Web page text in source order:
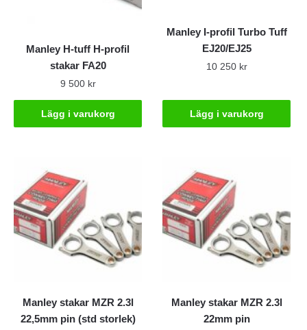
Manley H-tuff H-profil
stakar FA20
9 500 kr
Lägg i varukorg
Manley I-profil Turbo Tuff
EJ20/EJ25
10 250 kr
Lägg i varukorg
Manley stakar MZR 2.3l
22,5mm pin (std storlek)
Manley stakar MZR 2.3l
22mm pin